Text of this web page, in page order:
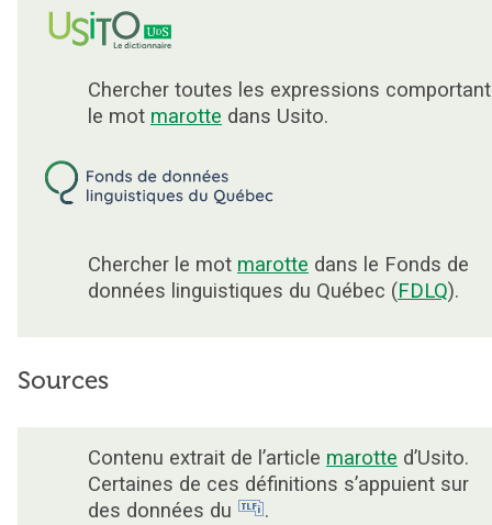
Chercher toutes les expressions comportant
le mot marotte dans Usito.
Chercher le mot marotte dans le Fonds de
données linguistiques du Québec (FDLQ).
Sources
Contenu extrait de l’article marotte d’Usito.
Certaines de ces définitions s’appuient sur
des données du
.